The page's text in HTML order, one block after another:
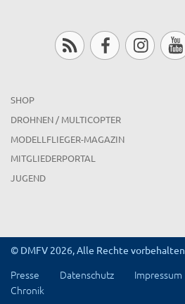
SHOP
DROHNEN / MULTICOPTER
MODELLFLIEGER-MAGAZIN
MITGLIEDERPORTAL
JUGEND
© DMFV 2026, Alle Rechte vorbehalten.
Presse Datenschutz Impressum
Chronik